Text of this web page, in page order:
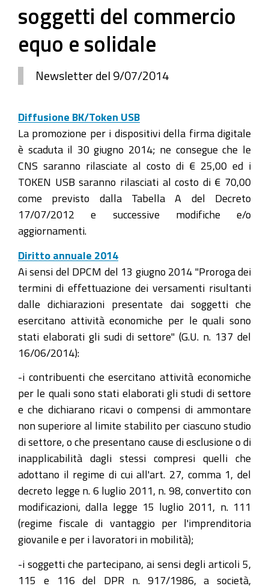
soggetti del commercio
equo e solidale
Newsletter del 9/07/2014
Diffusione BK/Token USB
La promozione per i dispositivi della firma digitale
è scaduta il 30 giugno 2014; ne consegue che le
CNS saranno rilasciate al costo di € 25,00 ed i
TOKEN USB saranno rilasciati al costo di € 70,00
come previsto dalla Tabella A del Decreto
17/07/2012 e successive modifiche e/o
aggiornamenti.
Diritto annuale 2014
Ai sensi del DPCM del 13 giugno 2014 "Proroga dei
termini di effettuazione dei versamenti risultanti
dalle dichiarazioni presentate dai soggetti che
esercitano attività economiche per le quali sono
stati elaborati gli sudi di settore" (G.U. n. 137 del
16/06/2014):
-i contribuenti che esercitano attività economiche
per le quali sono stati elaborati gli studi di settore
e che dichiarano ricavi o compensi di ammontare
non superiore al limite stabilito per ciascuno studio
di settore, o che presentano cause di esclusione o di
inapplicabilità dagli stessi compresi quelli che
adottano il regime di cui all'art. 27, comma 1, del
decreto legge n. 6 luglio 2011, n. 98, convertito con
modificazioni, dalla legge 15 luglio 2011, n. 111
(regime fiscale di vantaggio per l'imprenditoria
giovanile e per i lavoratori in mobilità);
-i soggetti che partecipano, ai sensi degli articoli 5,
115 e 116 del DPR n. 917/1986, a società,